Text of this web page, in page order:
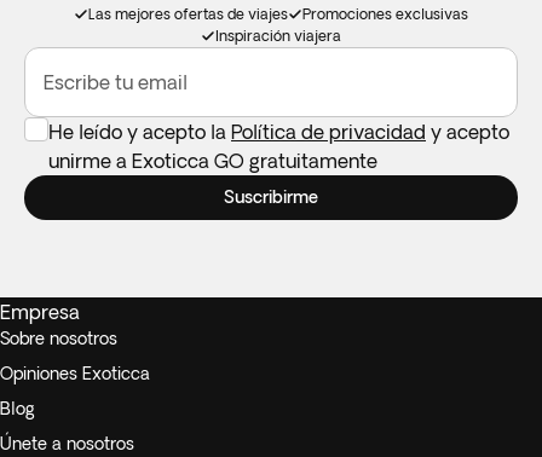
Las mejores ofertas de viajes
Promociones exclusivas
Inspiración viajera
Escribe tu email
He leído y acepto la Política de privacidad y acepto
unirme a Exoticca GO gratuitamente
Suscribirme
Empresa
Sobre nosotros
Opiniones Exoticca
Blog
Únete a nosotros